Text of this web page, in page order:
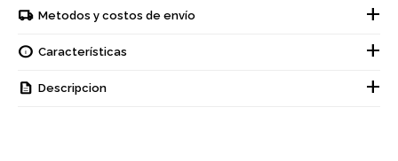
Metodos y costos de envío
Características
Descripcion